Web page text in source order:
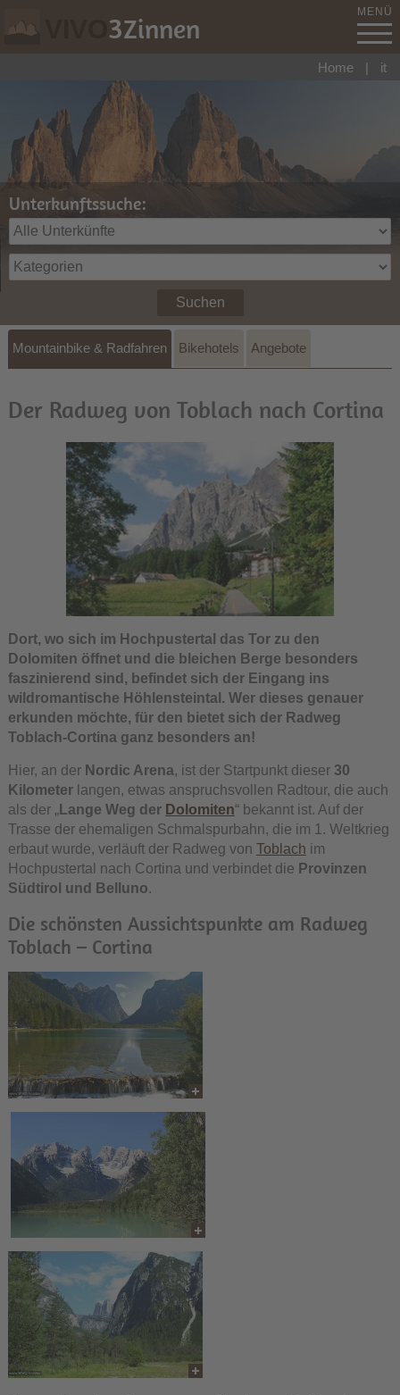
3Zinnen MENÜ
Unterkunftssuche:
Suchen
Home | it
Mountainbike & Radfahren Bikehotels Angebote
Der Radweg von Toblach nach Cortina
Dort, wo sich im Hochpustertal das Tor zu den
Dolomiten öffnet und die bleichen Berge besonders
faszinierend sind, befindet sich der Eingang ins
wildromantische Höhlensteintal. Wer dieses genauer
erkunden möchte, für den bietet sich der Radweg
Toblach-Cortina ganz besonders an!
Hier, an der Nordic Arena, ist der Startpunkt dieser 30
Kilometerlangen, etwas anspruchsvollen Radtour, die auch
als der „Lange Weg der Dolomiten“ bekannt ist. Auf der
Trasse der ehemaligen Schmalspurbahn, die im 1. Weltkrieg
erbaut wurde, verläuft der Radweg von Toblach im
Hochpustertal nach Cortina und verbindet die Provinzen
Südtirol und Belluno.
Die schönsten Aussichtspunkte am Radweg
Toblach – Cortina